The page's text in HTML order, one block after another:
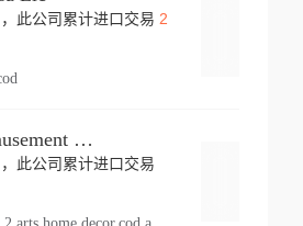
此公司累计进口交易 2
Knoebels Amusement Resort
此公司累计进口交易